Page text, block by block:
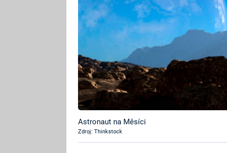
Astronaut na Měsíci
Zdroj: Thinkstock